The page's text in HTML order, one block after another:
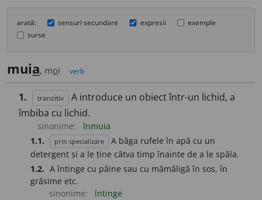
arată: sensuri secundare expresii
exemple
surse
muia, moi verb
1. tranzitiv
A introduce un obiect într-un lichid, a
îmbiba cu lichid.
sinonime:
înmuia
1.1.
prin specializare
A băga rufele în apă cu un
detergent și a le ține câtva timp înainte de a le spăla.
1.2. A întinge cu pâine sau cu mămăligă în sos, în
grăsime etc.
sinonime:
întinge